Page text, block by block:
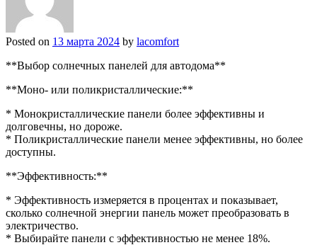
Posted on 13 марта 2024 by lacomfort
**Выбор солнечных панелей для автодома**
**Моно- или поликристаллические:**
* Монокристаллические панели более эффективны и
долговечны, но дороже.
* Поликристаллические панели менее эффективны, но более
доступны.
**Эффективность:**
* Эффективность измеряется в процентах и показывает,
сколько солнечной энергии панель может преобразовать в
электричество.
* Выбирайте панели с эффективностью не менее 18%.